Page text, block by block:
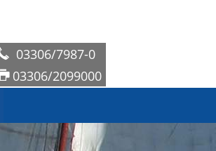
03306/7987-0
03306/2099000